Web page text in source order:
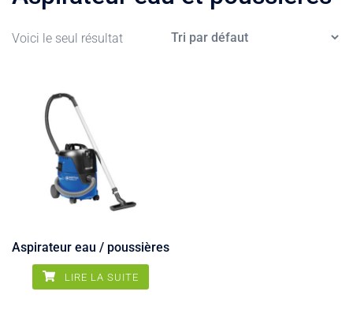
Voici le seul résultat
Aspirateur eau / poussières
LIRE LA SUITE